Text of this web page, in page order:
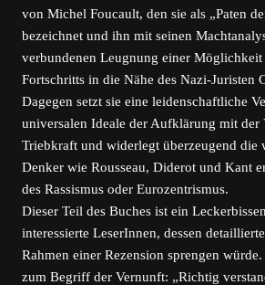
von Michel Foucault, den sie als „Paten
bezeichnet und ihn mit seinen
verbundenen Leugnung einer Möglichkeit
Fortschritts in die Nähe des Nazi-Juristen
Dagegen setzt sie eine leidenschaftliche
universalen Ideale der Aufklärung mit der
Triebkraft und widerlegt überzeugend die
Denker wie Rousseau, Diderot und Kant
des Rassismus oder Eurozentrismus.
Dieser Teil des Buches ist ein
interessierte LeserInnen, dessen
Rahmen einer Rezension sprengen
zum Begriff der Vernunft: „Richtig